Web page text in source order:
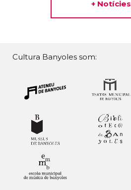
+ Notícies
Cultura Banyoles som: